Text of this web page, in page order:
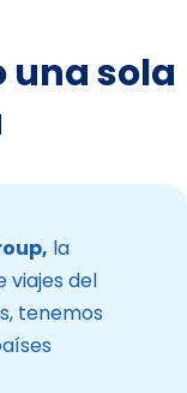
una sola
la
viajes del
tenemos